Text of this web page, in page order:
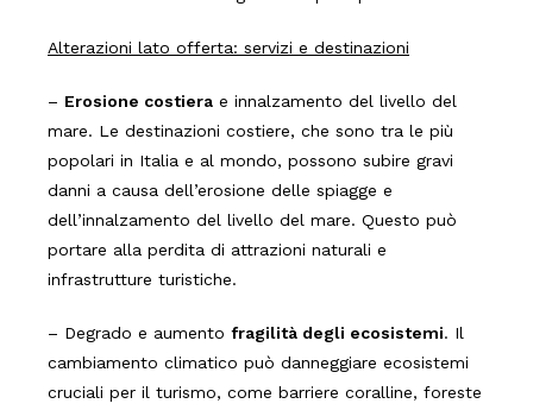
Alterazioni lato offerta: servizi e destinazioni
– Erosione costiera e innalzamento del livello del
mare. Le destinazioni costiere, che sono tra le più
popolari in Italia e al mondo, possono subire gravi
danni a causa dell’erosione delle spiagge e
dell’innalzamento del livello del mare. Questo può
portare alla perdita di attrazioni naturali e
infrastrutture turistiche.
– Degrado e aumento fragilità degli ecosistemi. Il
cambiamento climatico può danneggiare ecosistemi
cruciali per il turismo, come barriere coralline, foreste